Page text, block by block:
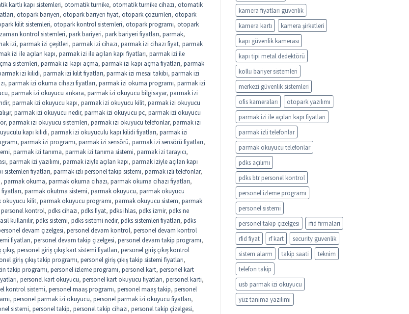
kartlı kapı sistemleri, otomatik turnike, otomatik turnike cihazı, otomatik
, otopark bariyeri, otopark bariyeri fiyat, otopark çözümleri, otopark
kilit sistemleri, otopark kontrol sistemleri, otopark programı, otopark
kontrol sistemleri, park bariyeri, park bariyeri fiyatları, parmak,
izi, parmak izi çeşitleri, parmak izi cihazı, parmak izi cihazı fiyat, parmak
izi ile açılan kapı, parmak izi ile açılan kapı fiyatları, parmak izi ile
sistemleri, parmak izi kapı açma, parmak izi kapı açma fiyatları, parmak
izi kilidi, parmak izi kilit fiyatları, parmak izi mesai takibi, parmak izi
, parmak izi okuma cihazı fiyatları, parmak izi okuma programı, parmak izi
, parmak izi okuyucu ankara, parmak izi okuyucu bilgisayar, parmak izi
, parmak izi okuyucu kapı, parmak izi okuyucu kilit, parmak izi okuyucu
, parmak izi okuyucu nedir, parmak izi okuyucu pc, parmak izi okuyucu
, parmak izi okuyucu sistemleri, parmak izi okuyucu telefonlar, parmak izi
kapı kilidi, parmak izi okuyuculu kapı kilidi fiyatları, parmak izi
, parmak izi programı, parmak izi sensörü, parmak izi sensörü fiyatları,
, parmak izi tanıma, parmak izi tanıma sistemi, parmak izi tarayıcı,
, parmak izi yazılımı, parmak iziyle açılan kapı, parmak iziyle açılan kapı
sistemleri fiyatları, parmak izli personel takip sistemi, parmak izli telefonlar,
, parmak okuma, parmak okuma cihazı, parmak okuma cihazı fiyatları,
, parmak okutma sistemi, parmak okuyucu, parmak okuyucu
okuyucu kilit, parmak okuyucu programı, parmak okuyucu sistem, parmak
kontrol, pdks cihazı, pdks fiyat, pdks ihlas, pdks izmir, pdks ne
kullanılır, pdks sistemi, pdks sistemi nedir, pdks sistemleri fiyatları, pdks
devam çizelgesi, personel devam kontrol, personel devam kontrol
fiyatları, personel devam takip çizelgesi, personel devam takip programı,
, personel giriş çıkış kart sistemi fiyatları, personel giriş çıkış kontrol
giriş çıkış takip programı, personel giriş çıkış takip sistemi fiyatları,
takip programı, personel izleme programı, personel kart, personel kart
, personel kart okuyucu, personel kart okuyucu fiyatları, personel kartı,
kontrol sistemi, personel maaş programı, personel maaş takip, personel
, personel parmak izi okuyucu, personel parmak izi okuyucu fiyatları,
sistemi, personel takip, personel takip cihazı, personel takip çizelgesi,
kamera fiyatları güvenlik
kamera kartı
kamera şirketleri
kapı güvenlik kamerası
kapı tipi metal dedektörü
kollu bariyer sistemleri
merkezi güvenlik sistemleri
ofis kameraları
otopark yazılımı
parmak izi ile açılan kapı fiyatları
parmak izli telefonlar
parmak okuyucu telefonlar
pdks açılımı
pdks btr personel kontrol
personel izleme programı
personel sistemi
personel takip çizelgesi
rfid firmaları
rfid fiyat
rf kart
security guvenlik
sistem alarm
takip saati
teknim
telefon takip
usb parmak izi okuyucu
yüz tanıma yazılımı